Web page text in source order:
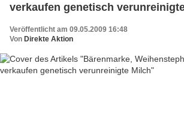
verkaufen genetisch
Veröffentlicht am 09.05.2009 16:48
Von Direkte Aktion